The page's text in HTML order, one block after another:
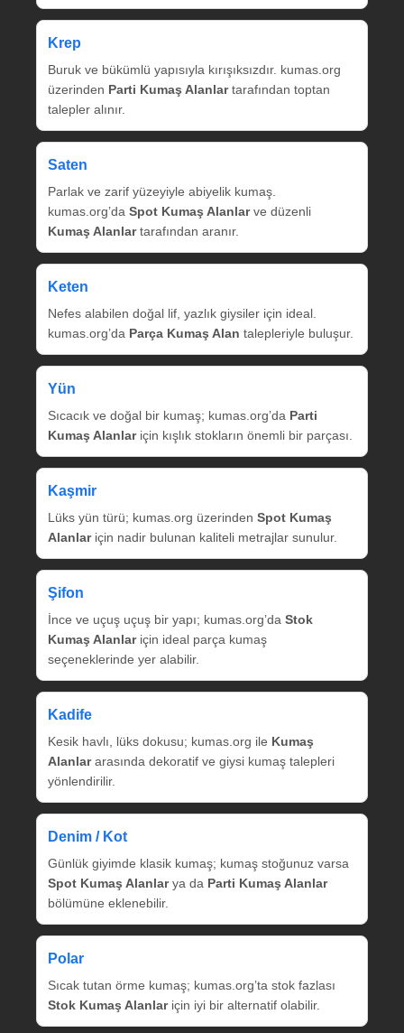
Krep
Buruk ve bükümlü yapısıyla kırışıksızdır. kumas.org
üzerinden Parti Kumaş Alanlartarafından toptan
talepler alınır.
Saten
Parlak ve zarif yüzeyiyle abiyelik kumaş.
kumas.org’da Spot Kumaş Alanlarve düzenli
Kumaş Alanlartarafından aranır.
Keten
Nefes alabilen doğal lif, yazlık giysiler için ideal.
kumas.org’da Parça Kumaş Alan talepleriyle buluşur.
Yün
Sıcacık ve doğal bir kumaş; kumas.org’da Parti
Kumaş Alanlariçin kışlık stokların önemli bir parçası.
Kaşmir
Lüks yün türü; kumas.org üzerinden Spot Kumaş
Alanlariçin nadir bulunan kaliteli metrajlar sunulur.
Şifon
İnce ve uçuş uçuş bir yapı; kumas.org’da Stok
Kumaş Alanlariçin ideal parça kumaş
seçeneklerinde yer alabilir.
Kadife
Kesik havlı, lüks dokusu; kumas.org ile Kumaş
Alanlararasında dekoratif ve giysi kumaş talepleri
yönlendirilir.
Denim / Kot
Günlük giyimde klasik kumaş; kumaş stoğunuz varsa
Spot Kumaş Alanlarya da Parti Kumaş Alanlar
bölümüne eklenebilir.
Polar
Sıcak tutan örme kumaş; kumas.org’ta stok fazlası
Stok Kumaş Alanlariçin iyi bir alternatif olabilir.